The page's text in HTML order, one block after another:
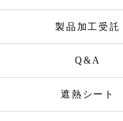
製品加工受託
Q&A
遮熱シート